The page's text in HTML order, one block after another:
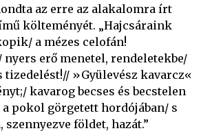
az erre az alakalomra írt
költeményét. „Hajcsáraink
a mézes celofán!
nyers erő menetel, rendeletekbe/
tizedelést!// »Gyülevész kavarcz«
kavarog becses és becstelen
pokol görgetett hordójában/ s
szennyezve földet, hazát.”